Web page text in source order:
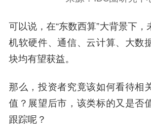
可以说，在“东数西算”大背景下
机软硬件、通信、云计算、大数
块均有望获益。
那么，投资者究竟该如何看待相
值？展望后市，该类标的又是否
跟踪呢？